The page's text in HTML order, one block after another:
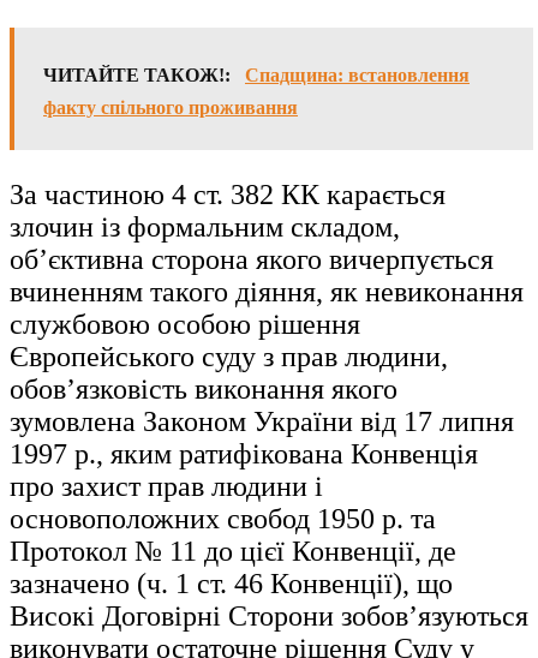
ЧИТАЙТЕ ТАКОЖ!:
Спадщина: встановлення
факту спільного проживання
За частиною 4 ст. 382 КК карається
злочин із формальним складом,
об’єктивна сторона якого вичерпується
вчиненням такого діяння, як невиконання
службовою особою рішення
Європейського суду з прав людини,
обов’язковість виконання якого
зумовлена Законом України від 17 липня
1997 р., яким ратифікована Конвенція
про захист прав людини і
основоположних свобод 1950 р. та
Протокол № 11 до цієї Конвенції, де
зазначено (ч. 1 ст. 46 Конвенції), що
Високі Договірні Сторони зобов’язуються
виконувати остаточне рішення Суду у